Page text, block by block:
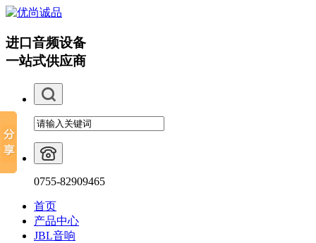
进口音频设备
一站式供应商
0755-82909465
首页
产品中心
JBL音响